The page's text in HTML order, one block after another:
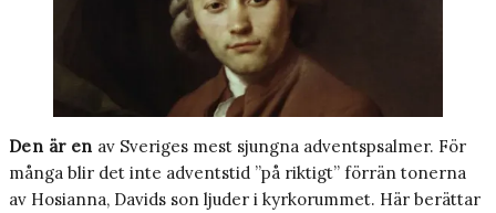
Den är en av Sveriges mest sjungna adventspsalmer. För
många blir det inte adventstid ”på riktigt” förrän tonerna
av Hosianna, Davids son ljuder i kyrkorummet. Här berättar